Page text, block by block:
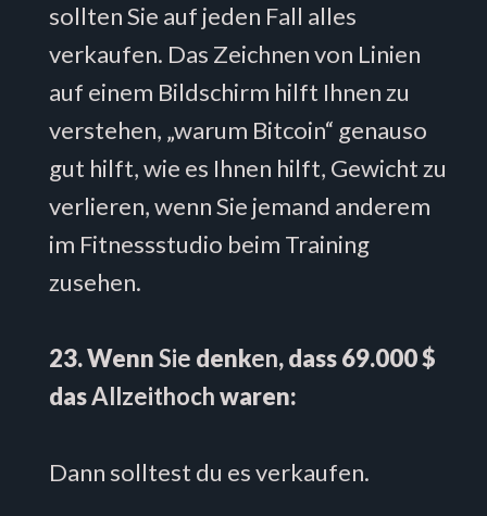
sollten Sie auf jeden Fall alles
verkaufen. Das Zeichnen von Linien
auf einem Bildschirm hilft Ihnen zu
verstehen, „warum Bitcoin“ genauso
gut hilft, wie es Ihnen hilft, Gewicht zu
verlieren, wenn Sie jemand anderem
im Fitnessstudio beim Training
zusehen.
23. WennSie denken, dass 69.000 $
dasAllzeithochwaren:
Dann solltest du es verkaufen.